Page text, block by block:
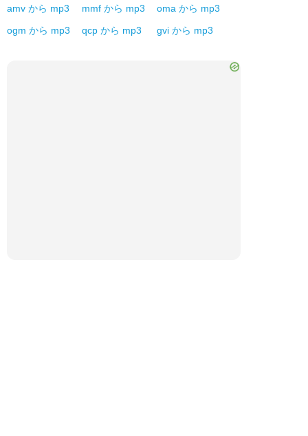
amv から mp3 mmf から mp3 oma から mp3
ogm から mp3 qcp から mp3 gvi から mp3